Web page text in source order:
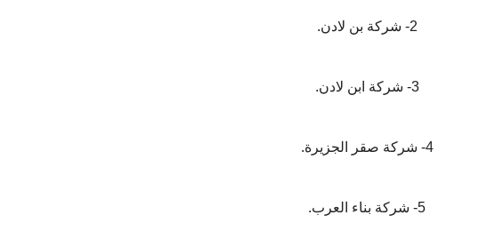
2- شركة بن لادن.
3- شركة ابن لادن.
4- شركة صقر الجزيرة.
5- شركة بناء العرب.